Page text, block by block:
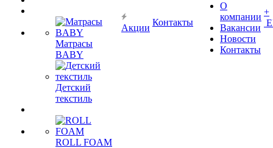
Матрасы
BABY
Детский
текстиль
ROLL FOAM
Акции
Контакты
О
компании
Вакансии
Новости
Контакты
+